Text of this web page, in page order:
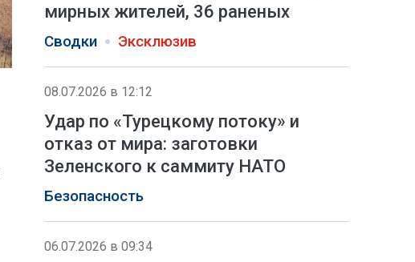
мирных жителей, 36 раненых
Сводки Эксклюзив
08.07.2026 в 12:12
Удар по «Турецкому потоку» и
отказ от мира: заготовки
Зеленского к саммиту НАТО
Безопасность
06.07.2026 в 09:34